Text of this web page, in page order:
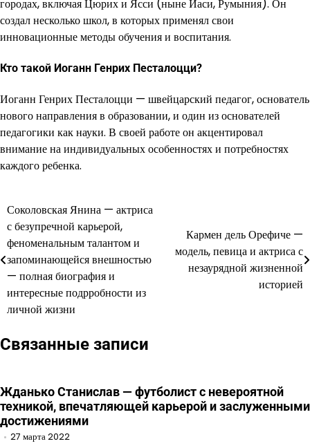
городах, включая Цюрих и Ясси (ныне Иаси, Румыния). Он
создал несколько школ, в которых применял свои
инновационные методы обучения и воспитания.
Кто такой Иоганн Генрих Песталоцци?
Иоганн Генрих Песталоцци — швейцарский педагог, основатель
нового направления в образовании, и один из основателей
педагогики как науки. В своей работе он акцентировал
внимание на индивидуальных особенностях и потребностях
каждого ребенка.
Навигация
по
записям
Соколовская Янина — актриса
с безупречной карьерой,
феноменальным талантом и
запоминающейся внешностью
— полная биография и
интересные подрробности из
личной жизни
Кармен дель Орефиче —
модель, певица и актриса с
незаурядной жизненной
историей
Связанные записи
Жданько Станислав — футболист с невероятной
техникой, впечатляющей карьерой и заслуженными
достижениями
27 марта 2022